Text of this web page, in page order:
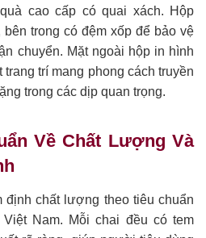
cao cấp có quai xách. Hộp
trong có đệm xốp để bảo vệ
chuyển. Mặt ngoài hộp in hình
trí mang phong cách truyền
trong các dịp quan trọng.
Về Chất Lượng Và
định chất lượng theo tiêu chuẩn
Nam. Mỗi chai đều có tem